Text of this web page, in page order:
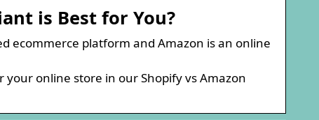
is Best for You?
ecommerce platform and Amazon is an online
online store in our Shopify vs Amazon